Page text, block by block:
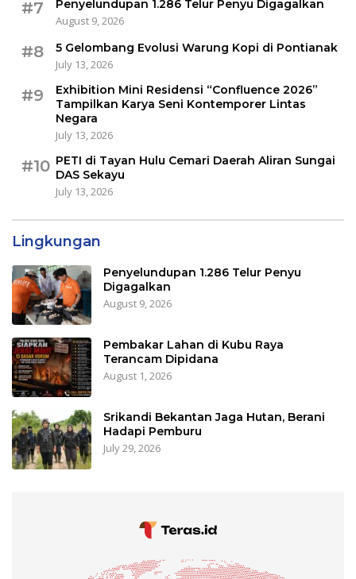
#7
Penyelundupan 1.286 Telur Penyu Digagalkan
August 9, 2026
#8
5 Gelombang Evolusi Warung Kopi di Pontianak
July 13, 2026
#9
Exhibition Mini Residensi “Confluence 2026”
Tampilkan Karya Seni Kontemporer Lintas
Negara
July 13, 2026
#10 PETI di Tayan Hulu Cemari Daerah Aliran Sungai
DAS Sekayu
July 13, 2026
Lingkungan
Penyelundupan 1.286 Telur Penyu
Digagalkan
August 9, 2026
Pembakar Lahan di Kubu Raya
Terancam Dipidana
August 1, 2026
Srikandi Bekantan Jaga Hutan, Berani
Hadapi Pemburu
July 29, 2026